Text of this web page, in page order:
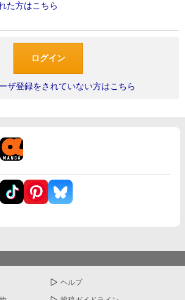
た方はこちら
ザ登録をされていない方はこちら
ヘルプ